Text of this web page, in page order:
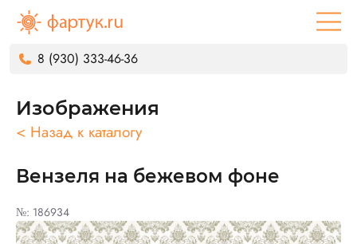
8 (930) 333-46-36
Изображения
< Назад к каталогу
Вензеля на бежевом фоне
№: 186934